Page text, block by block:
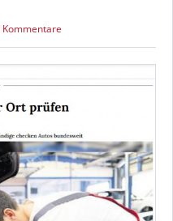
Kommentare